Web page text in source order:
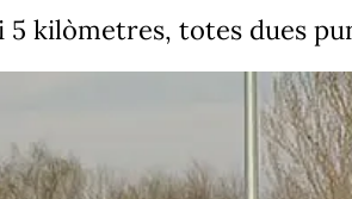
kilòmetres, totes dues